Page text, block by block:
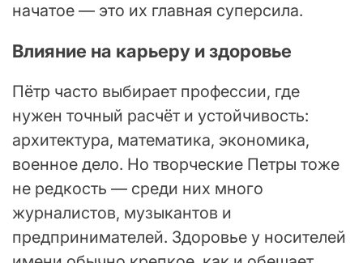
начатое — это их главная суперсила.
Влияние на карьеру и здоровье
Пётр часто выбирает профессии, где
нужен точный расчёт и устойчивость:
архитектура, математика, экономика,
военное дело. Но творческие Петры тоже
не редкость — среди них много
журналистов, музыкантов и
предпринимателей. Здоровье у носителей